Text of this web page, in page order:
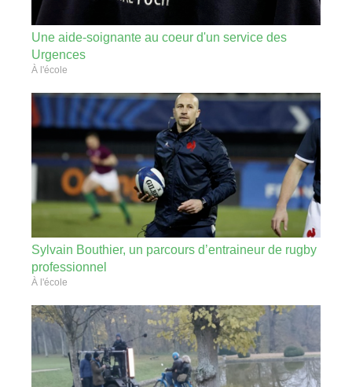
Une aide-soignante au coeur d'un service des
Urgences
À l'école
Sylvain Bouthier, un parcours d’entraineur de rugby
professionnel
À l'école